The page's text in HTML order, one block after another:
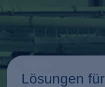
Lösungen für